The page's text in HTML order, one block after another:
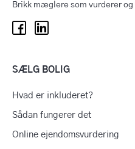
Brikk mæglere som vurderer
SÆLG BOLIG
Hvad er inkluderet?
Sådan fungerer det
Online ejendomsvurdering